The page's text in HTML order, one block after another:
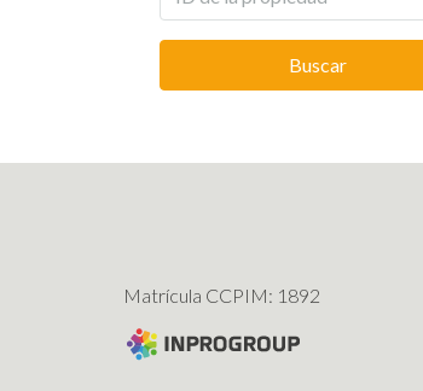
Buscar
Matrícula CCPIM: 1892